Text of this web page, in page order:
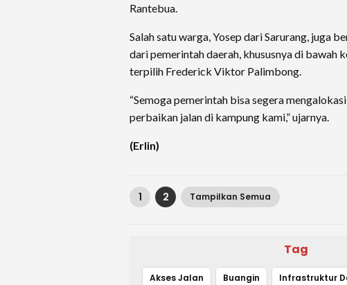
Rantebua.
Salah satu warga, Yosep dari Sarurang, juga
dari pemerintah daerah, khususnya di bawah
terpilih Frederick Viktor Palimbong.
“Semoga pemerintah bisa segera
perbaikan jalan di kampung kami,” ujarnya.
(Erlin)
1 2 Tampilkan Semua
Tag
Akses Jalan Buangin